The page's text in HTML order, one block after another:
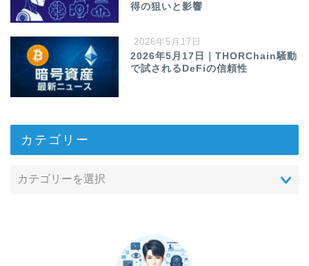
得の狙いと影響
2026年5月17日
2026年5月17日｜THORChain騒動
で試されるDeFiの信頼性
カテゴリー